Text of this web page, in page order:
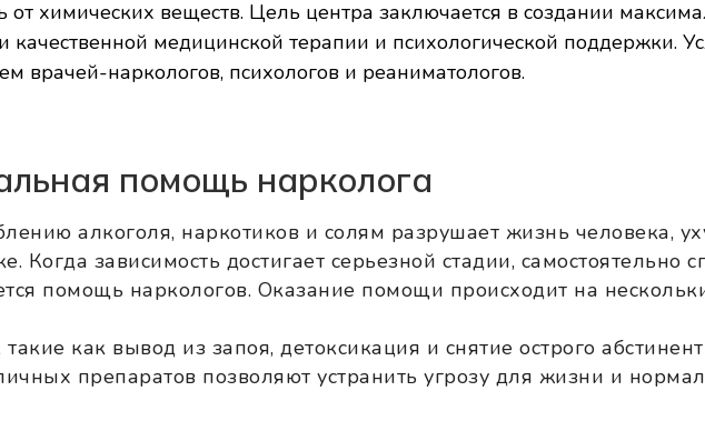
от химических веществ. Цель центра заключается в создании
качественной медицинской терапии и психологической поддержки.
врачей-наркологов, психологов и реаниматологов.
помощь нарколога
алкоголя, наркотиков и солям разрушает жизнь человека,
Когда зависимость достигает серьезной стадии, самостоятельно
помощь наркологов. Оказание помощи происходит на
как вывод из запоя, детоксикация и снятие острого
препаратов позволяют устранить угрозу для жизни и